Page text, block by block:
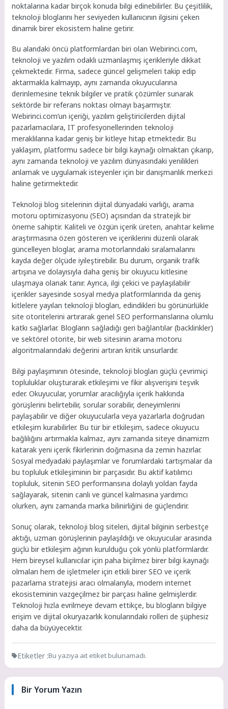
noktalarına kadar birçok konuda bilgi edinebilirler. Bu çeşitlilik,
teknoloji bloglarını her seviyeden kullanıcının ilgisini çeken
dinamik birer ekosistem haline getirir.
Bu alandaki öncü platformlardan biri olan Webirinci.com,
teknoloji ve yazılım odaklı uzmanlaşmış içerikleriyle dikkat
çekmektedir. Firma, sadece güncel gelişmeleri takip edip
aktarmakla kalmayıp, aynı zamanda okuyucularına
derinlemesine teknik bilgiler ve pratik çözümler sunarak
sektörde bir referans noktası olmayı başarmıştır.
Webirinci.com’un içeriği, yazılım geliştiricilerden dijital
pazarlamacılara, IT profesyonellerinden teknoloji
meraklılarına kadar geniş bir kitleye hitap etmektedir. Bu
yaklaşım, platformu sadece bir bilgi kaynağı olmaktan çıkarıp,
aynı zamanda teknoloji ve yazılım dünyasındaki yenilikleri
anlamak ve uygulamak isteyenler için bir danışmanlık merkezi
haline getirmektedir.
Teknoloji blog sitelerinin dijital dünyadaki varlığı, arama
motoru optimizasyonu (SEO) açısından da stratejik bir
öneme sahiptir. Kaliteli ve özgün içerik üreten, anahtar kelime
araştırmasına özen gösteren ve içeriklerini düzenli olarak
güncelleyen bloglar, arama motorlarındaki sıralamalarını
kayda değer ölçüde iyileştirebilir. Bu durum, organik trafik
artışına ve dolayısıyla daha geniş bir okuyucu kitlesine
ulaşmaya olanak tanır. Ayrıca, ilgi çekici ve paylaşılabilir
içerikler sayesinde sosyal medya platformlarında da geniş
kitlelere yayılan teknoloji blogları, edindikleri bu görünürlükle
site otoritelerini artırarak genel SEO performanslarına olumlu
katkı sağlarlar. Blogların sağladığı geri bağlantılar (backlinkler)
ve sektörel otorite, bir web sitesinin arama motoru
algoritmalarındaki değerini artıran kritik unsurlardır.
Bilgi paylaşımının ötesinde, teknoloji blogları güçlü çevrimiçi
topluluklar oluşturarak etkileşimi ve fikir alışverişini teşvik
eder. Okuyucular, yorumlar aracılığıyla içerik hakkında
görüşlerini belirtebilir, sorular sorabilir, deneyimlerini
paylaşabilir ve diğer okuyucularla veya yazarlarla doğrudan
etkileşim kurabilirler. Bu tür bir etkileşim, sadece okuyucu
bağlılığını artırmakla kalmaz, aynı zamanda siteye dinamizm
katarak yeni içerik fikirlerinin doğmasına da zemin hazırlar.
Sosyal medyadaki paylaşımlar ve forumlardaki tartışmalar da
bu topluluk etkileşiminin bir parçasıdır. Bu aktif katılımcı
topluluk, sitenin SEO performansına dolaylı yoldan fayda
sağlayarak, sitenin canlı ve güncel kalmasına yardımcı
olurken, aynı zamanda marka bilinirliğini de güçlendirir.
Sonuç olarak, teknoloji blog siteleri, dijital bilginin serbestçe
aktığı, uzman görüşlerinin paylaşıldığı ve okuyucular arasında
güçlü bir etkileşim ağının kurulduğu çok yönlü platformlardır.
Hem bireysel kullanıcılar için paha biçilmez birer bilgi kaynağı
olmaları hem de işletmeler için etkili birer SEO ve içerik
pazarlama stratejisi aracı olmalarıyla, modern internet
ekosisteminin vazgeçilmez bir parçası haline gelmişlerdir.
Teknoloji hızla evrilmeye devam ettikçe, bu blogların bilgiye
erişim ve dijital okuryazarlık konularındaki rolleri de şüphesiz
daha da büyüyecektir.
Etiketler :Bu yazıya ait etiket bulunamadı.
Bir Yorum Yazın